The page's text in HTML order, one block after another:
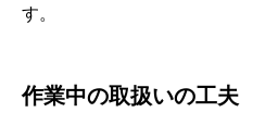
す。
作業中の取扱いの工夫